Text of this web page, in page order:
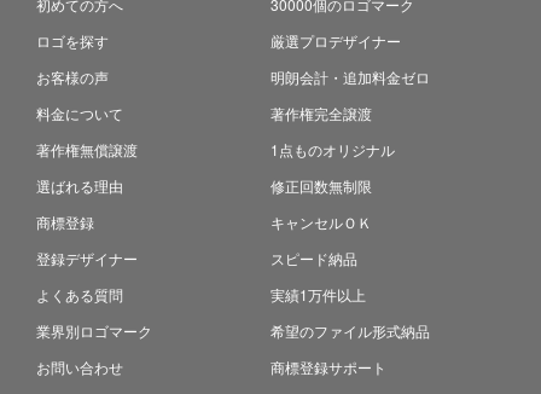
初めての方へ
ロゴを探す
お客様の声
料金について
著作権無償譲渡
選ばれる理由
商標登録
登録デザイナー
よくある質問
業界別ロゴマーク
お問い合わせ
30000個のロゴマーク
厳選プロデザイナー
明朗会計・追加料金ゼロ
著作権完全譲渡
1点ものオリジナル
修正回数無制限
キャンセルＯＫ
スピード納品
実績1万件以上
希望のファイル形式納品
商標登録サポート